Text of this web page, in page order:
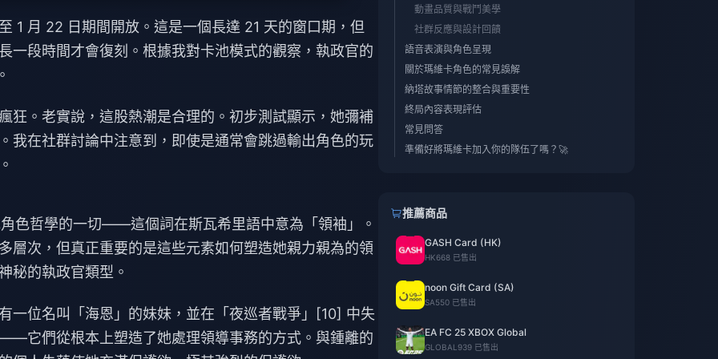
1 月 22 日期間開放。這是一個長達 21 天的窗口期，但
段時間才會復刻。根據我對卡池模式的觀察，執政官的
狂。老實說，這股熱潮是合理的。初步測試顯示，她彌補
我在社群討論中注意到，即使是通常會跳過輸出角色的玩
色哲學的一切——這個詞在斯瓦希里語中意為「領袖」。
層次，但真正重要的是這些元素如何塑造她親力親為的領
秘的執政官類型。
一位名叫「海恩」的妹妹，並在「夜巡者戰爭」[10] 中失
它們從根本上塑造了她處理領導事務的方式。與鍾離的
動畫品質與戰鬥美學
社群反應與設計回饋
語音表演與角色呈現
關於瑪維卡角色的常見誤解
納塔故事情節的整合與重要性
終局內容表現評估
常見問答
準備好將瑪維卡加入你的隊伍了嗎？🚀
推薦商品
GASH Card (HK)
HK668 已售出
noon Gift Card (SA)
SA550 已售出
EA FC 25 XBOX Global
GLOBAL 939 已售出